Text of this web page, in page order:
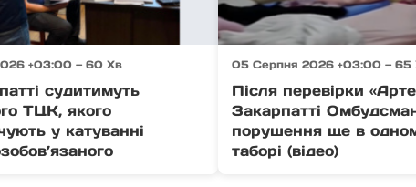
+03:00 — 60 Хв
судитимуть
ТЦК, якого
у катуванні
05 Серпня 2026 +03:00 — 65
Після перевірки
Закарпатті
порушення ще в
таборі (відео)